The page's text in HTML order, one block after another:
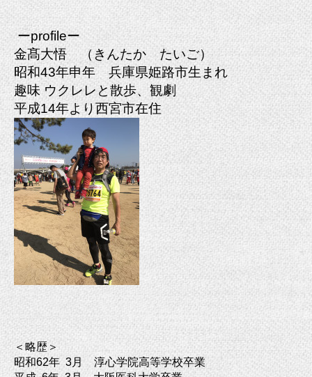
ーprofileー
金髙大悟 （きんたか たいご）
昭和43年申年 兵庫県姫路市生まれ
趣味 ウクレレと散歩、観劇
平成14年より西宮市在住
＜略歴＞
昭和62年 3月 淳心学院高等学校卒業